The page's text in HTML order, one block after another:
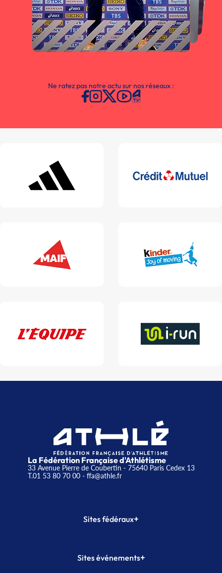
Ne ratez pas notre actu sur nos réseaux :
La Fédération Française d'Athlétisme
33 Avenue Pierre de Coubertin - 75640 Paris Cedex 13
T.01 53 80 70 00- ffa@athle.fr
Sites fédéraux+
Plateforme Formation
Sites événements+